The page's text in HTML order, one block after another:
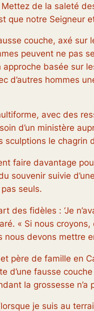
de la saleté
que notre Seigneur
couche, axé sur
peuvent ne pas
basée sur
d’autres hommes
avec des
d’un ministère
sculptions le
faire davantage
souvenir suivie
seuls.
des fidèles : ‘Je
« Si nous
devons mettre
et père de famille
d’une fausse
la grossesse
je suis au